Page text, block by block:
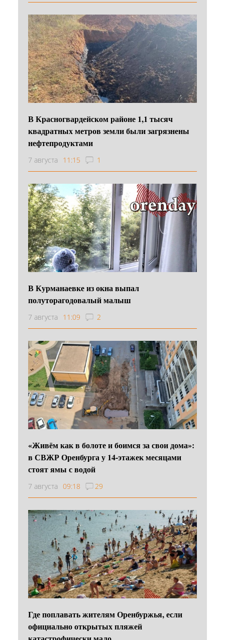
В Красногвардейском районе 1,1 тысяч
квадратных метров земли были загрязнены
нефтепродуктами
7 августа 11:15 1
В Курманаевке из окна выпал
полуторагодовалый малыш
7 августа 11:09 2
«Живём как в болоте и боимся за свои дома»:
в СВЖР Оренбурга у 14-этажек месяцами
стоят ямы с водой
7 августа 09:18 29
Где поплавать жителям Оренбуржья, если
официально открытых пляжей